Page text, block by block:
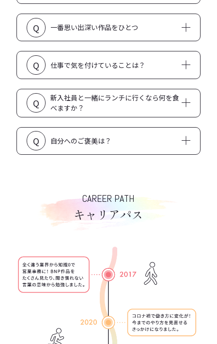
ファンのままでは知ることができなかった裏側を知れ
ること
Q 一番思い出深い作品をひとつ
「アイカツスターズ！」勉強のために入社後改めて見
ましたがデスクでひっそり泣きました。
Q 仕事で気を付けていることは？
分からないことは溜め込まずに聞く/忘れないように
メモを取る/ファン目線になってみる！
Q
新入社員と一緒にランチに行くなら何を食
べますか？
おしゃれカフェでのんびりランチ
Q 自分へのご褒美は？
CAREER PATH
キャリアパス